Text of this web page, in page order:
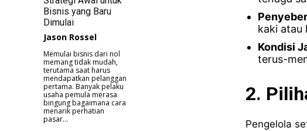
Bisnis yang Baru
Dimulai
Jason Rossel
Memulai bisnis dari nol
memang tidak mudah,
terutama saat harus
mendapatkan pelanggan
pertama. Banyak pelaku
usaha pemula merasa
bingung bagaimana cara
menarik perhatian
pasar...
kaki atau
Kondisi
terus-
2.
Pengelola